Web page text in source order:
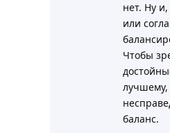
нет. Ну
или
Чтобы
лучшему,
баланс.